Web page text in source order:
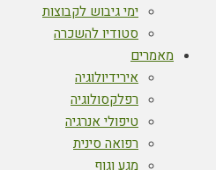
ימי גיבוש לקבוצות
סטודיו להשכרה
מאמרים
אירידיולוגיה
רפלקסולוגיה
טיפולי אנרגיה
רפואה סינית
מגע וגוף